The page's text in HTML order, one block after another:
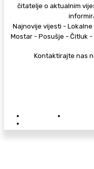
čitatelje o aktualnim
Najnovije vijesti -
Mostar - Posušje - Čitluk
Kontaktirajte nas